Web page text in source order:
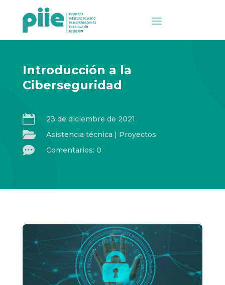
Introducción a la
Ciberseguridad
 23 de diciembre de 2021
 Asistencia técnica | Proyectos
 Comentarios: 0